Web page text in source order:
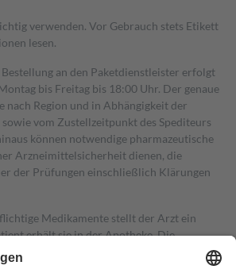
verwenden. Vor Gebrauch stets Etikett
lesen.
an den Paketdienstleister erfolgt
bis Freitag bis 18:00 Uhr. Der genaue
nach Region und in Abhängigkeit der
vom Zustellzeitpunkt des Spediteurs
können notwendige pharmazeutische
Arzneimittelsicherheit dienen, die
der Prüfungen einschließlich Klärungen
Medikamente stellt der Arzt ein
erhält sie in der Apotheke. Die
übernimmt in der Regel die
trägt einen Teil davon als Zuzahlung